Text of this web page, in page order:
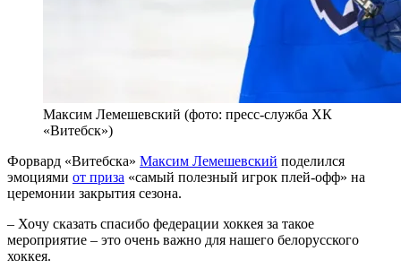
Максим Лемешевский (фото: пресс-служба ХК
«Витебск»)
Форвард «Витебска» Максим Лемешевский поделился
эмоциями от приза «самый полезный игрок плей-офф» на
церемонии закрытия сезона.
– Хочу сказать спасибо федерации хоккея за такое
мероприятие – это очень важно для нашего белорусского
хоккея.